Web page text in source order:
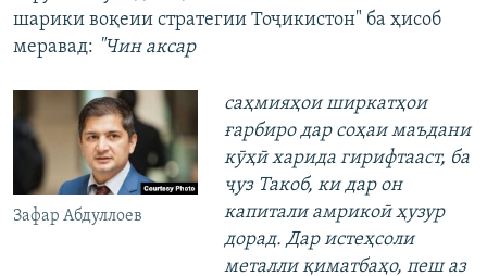
шарики воқеии стратегии Тоҷикистон" ба ҳисоб
меравад: "Чин аксар
Зафар Абдуллоев
саҳмияҳои ширкатҳои
ғарбиро дар соҳаи маъдани
кӯҳӣ харида гирифтааст, ба
ҷуз Такоб, ки дар он
капитали амрикоӣ ҳузур
дорад. Дар истеҳсоли
металли қиматбаҳо, пеш аз